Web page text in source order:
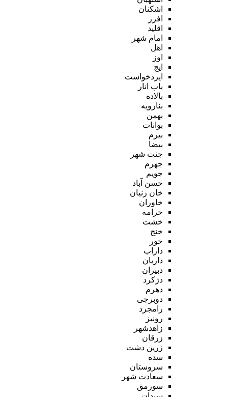
اشکنان
افزر
اقلید
امام شهر
اهل
اوز
ایج
ایزدخواست
باب انار
بالاده
بنارویه
بهمن
بوانات
بیرم
بیضا
جنت شهر
جهرم
جویم
حسن آباد
خان زنیان
خاوران
خرامه
خشت
خنج
خور
داراب
داریان
دبیران
دژکرد
دهرم
دوبرجی
رامجرد
رونیز
زاهدشهر
زرقان
زرین دشت
سده
سروستان
سعادت شهر
سورمق